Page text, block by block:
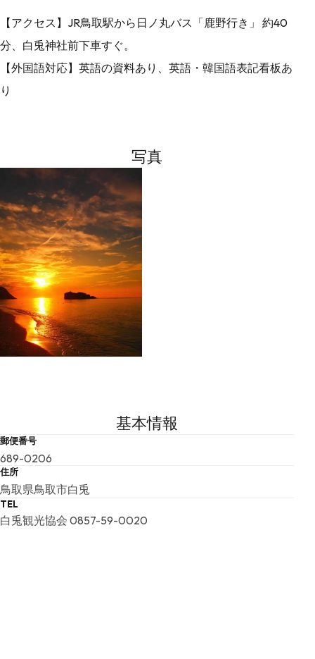
【アクセス】JR鳥取駅から日ノ丸バス「鹿野行き」 約40
分、白兎神社前下車すぐ。
【外国語対応】英語の資料あり、英語・韓国語表記看板あ
り
写真
基本情報
郵便番号
689-0206
住所
鳥取県鳥取市白兎
TEL
白兎観光協会 0857-59-0020